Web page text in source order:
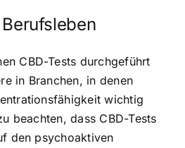
CBD-Tests durchgeführt
in Branchen, in denen
wichtig
beachten, dass CBD-Tests
den psychoaktiven